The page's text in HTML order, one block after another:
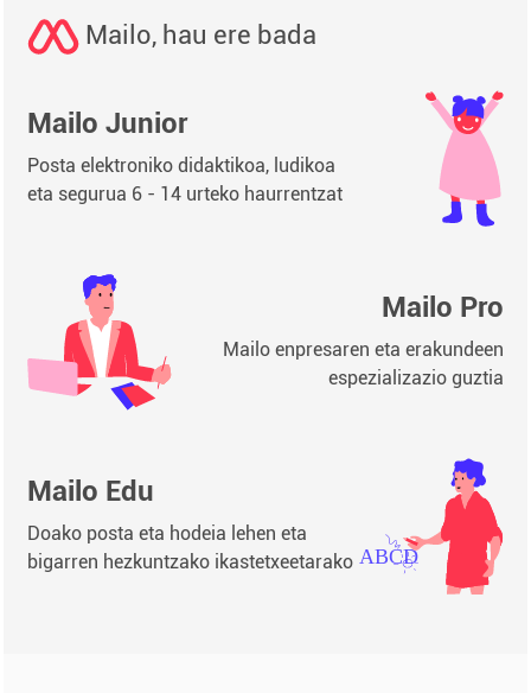
Mailo, hau ere bada
Mailo Junior
Posta elektroniko didaktikoa, ludikoa
eta segurua 6 - 14 urteko haurrentzat
Mailo Pro
Mailo enpresaren eta erakundeen
espezializazio guztia
Mailo Edu
Doako posta eta hodeia lehen eta
bigarren hezkuntzako ikastetxeetarako